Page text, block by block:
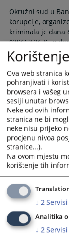
Okružni sud u
korupcije,
kriminala je dana
039663 26 K -p
oglašen krivom
člana 320. stav 1.
08.05.2026.
Okružni sud u
korupcije,
kriminala je dana
039289 26 K - p
oglašen krivim
30.04.2026.
Ova web stranica
pohranjivati i
browsera i vašeg
sesiji unutar
Neke od ovih
stranica ne bi
neke nisu prijeko
procjenu nivoa
stranice...).
Na ovom mjestu
korištenje tih
↓ 2
Analitika o
↓ 2